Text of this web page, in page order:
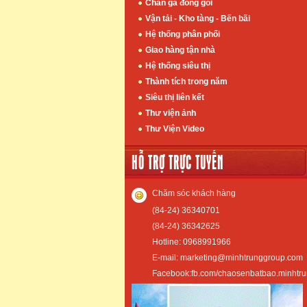
Chân gà đóng gói
Vận tải - Kho tàng - Bến bãi
Hệ thống phân phối
Giao hàng tận nhà
Hệ thống siêu thị
Thành tích trong năm
Siêu thị liên kết
Thư viện ảnh
Thư Viện Video
HỖ TRỢ TRỰC TUYẾN
Chăm sóc khách hàng
(84-24) 36340701
(84-24) 36342625
Hotline: 0968991966
E-mail: marketing@minhtrunggroup.com
Facebook:fb.com/